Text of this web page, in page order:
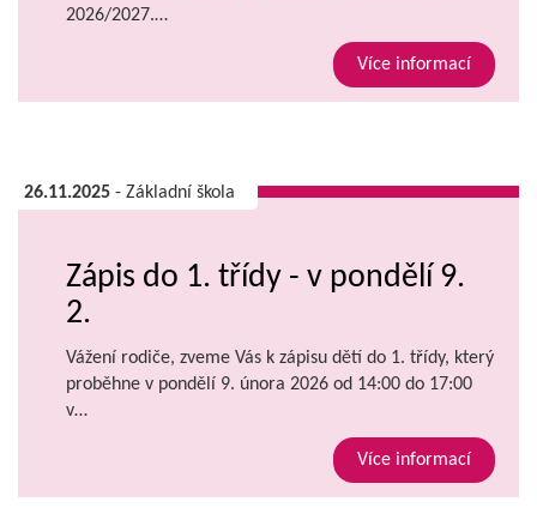
2026/2027.…
Více informací
26.11.2025 - Základní škola
Zápis do 1. třídy - v pondělí 9.
2.
Vážení rodiče, zveme Vás k zápisu dětí do 1. třídy, který
proběhne v pondělí 9. února 2026 od 14:00 do 17:00
v…
Více informací